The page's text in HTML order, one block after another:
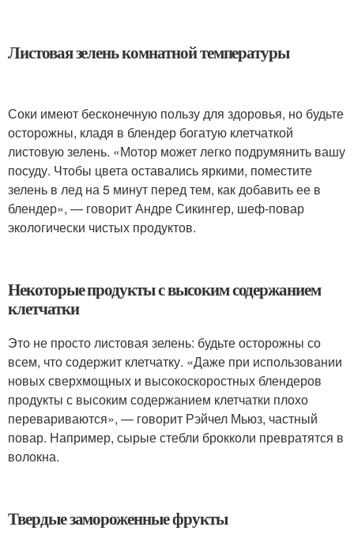
Листовая зелень комнатной температуры
Соки имеют бесконечную пользу для здоровья, но будьте
осторожны, кладя в блендер богатую клетчаткой
листовую зелень. «Мотор может легко подрумянить вашу
посуду. Чтобы цвета оставались яркими, поместите
зелень в лед на 5 минут перед тем, как добавить ее в
блендер», — говорит Андре Сикингер, шеф-повар
экологически чистых продуктов.
Некоторые продукты с высоким содержанием
клетчатки
Это не просто листовая зелень: будьте осторожны со
всем, что содержит клетчатку. «Даже при использовании
новых сверхмощных и высокоскоростных блендеров
продукты с высоким содержанием клетчатки плохо
перевариваются», — говорит Рэйчел Мьюз, частный
повар. Например, сырые стебли брокколи превратятся в
волокна.
Твердые замороженные фрукты